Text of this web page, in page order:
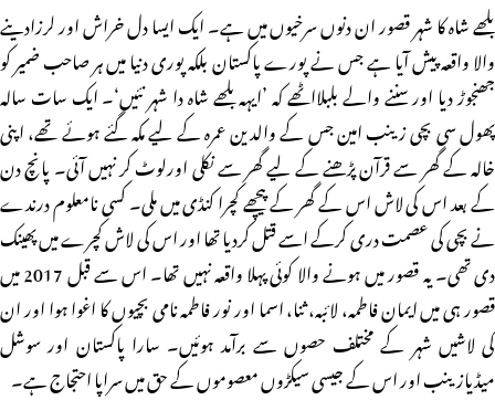
بلھے شاہ کا شہر قصور ان دنوں سرخیوں میں ہے۔ ایک ایسا دل خراش اور لرزادینے
والا واقعہ پیش آیا ہے جس نے پورے پاکستان بلکہ پوری دنیا میں ہر صاحب ضمیر کو
جھنجوڑ دیا اور سننے والے بلبلااٹھے کہ ’ایہہ بلھے شاہ دا شہر نئیں‘۔ ایک سات سالہ
پھول سی بچی زینب امین جس کے والدین عمرہ کے لیے مکہ گئے ہوئے تھے، اپنی
خالہ کے گھر سے قرآن پڑھنے کے لیے گھر سے نکلی اورلوٹ کر نہیں آئی۔ پانچ دن
کے بعد اس کی لاش اس کے گھر کے پیچھے کچرا کنڈی میں ملی۔ کسی نامعلوم درندے
نے بچی کی عصمت دری کرکے اسے قتل کردیا تھا اور اس کی لاش کچرے میں پھینک
دی تھی۔ یہ قصور میں ہونے والا کوئی پہلا واقعہ نہیں تھا۔ اس سے قبل 2017 میں
قصور ہی میں ایمان فاطمہ، لائبہ، ثنا، اسما اور نور فاطمہ نامی بچیوں کا اغوا ہوا اور ان
کی لاشیں شہر کے مختلف حصوں سے برآمد ہوئیں۔ سارا پاکستان اور سوشل
میڈیازینب اور اس کے جیسی سیکڑوں معصوموں کے حق میں سراپا احتجاج ہے۔